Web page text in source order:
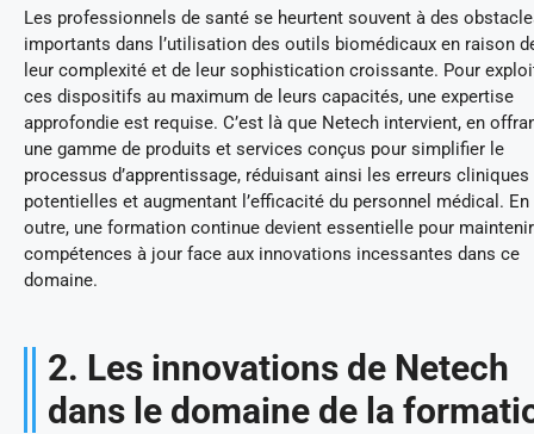
Les professionnels de santé se heurtent souvent à des
importants dans l’utilisation des outils biomédicaux en raison
leur complexité et de leur sophistication croissante. Pour
ces dispositifs au maximum de leurs capacités, une expertise
approfondie est requise. C’est là que Netech intervient, en
une gamme de produits et services conçus pour simplifier le
processus d’apprentissage, réduisant ainsi les erreurs cliniques
potentielles et augmentant l’efficacité du personnel médical. En
outre, une formation continue devient essentielle pour
compétences à jour face aux innovations incessantes dans ce
domaine.
2. Les innovations de Netech
dans le domaine de la